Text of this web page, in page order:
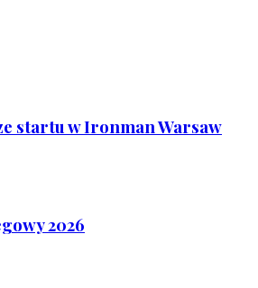
startu w Ironman Warsaw
2026